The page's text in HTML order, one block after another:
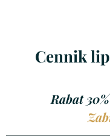
Cennik
Rabat